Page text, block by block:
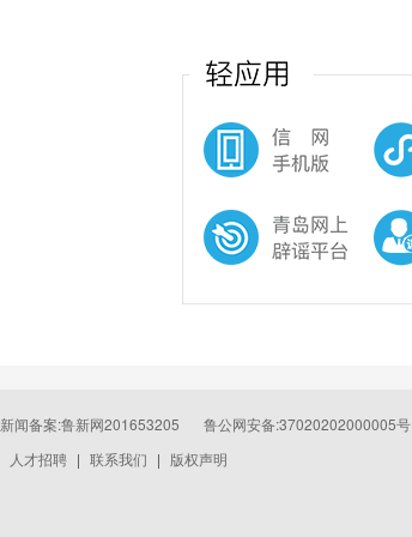
新闻备案:鲁新网201653205
鲁公网安备:37020202000005号
人才招聘 | 联系我们 | 版权声明